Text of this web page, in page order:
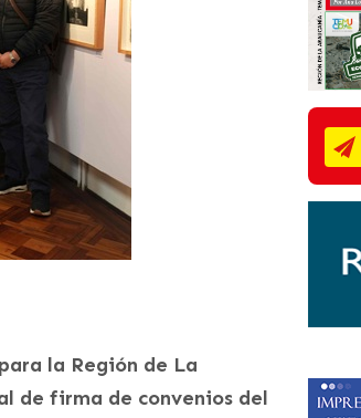
la Región de La
de firma de convenios del